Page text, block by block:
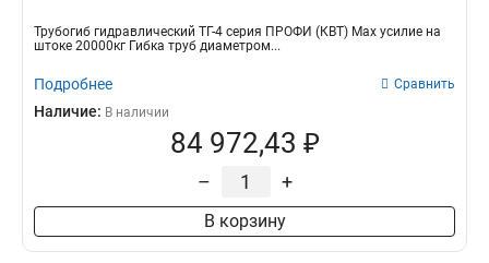
Трубогиб гидравлический ТГ-4 серия ПРОФИ (КВТ) Max усилие на
штоке 20000кг Гибка труб диаметром...
Подробнее Сравнить
Наличие: В наличии
84 972,43 ₽
– +
В корзину